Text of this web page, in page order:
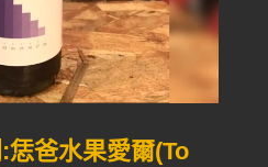
爸水果愛爾(To